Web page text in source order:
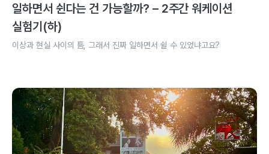
일하면서 쉰다는 건 가능할까? – 2주간 워케이션
실험기(하)
이상과 현실 사이의 틈, 그래서 진짜 일하면서 쉴 수 있었냐고요?